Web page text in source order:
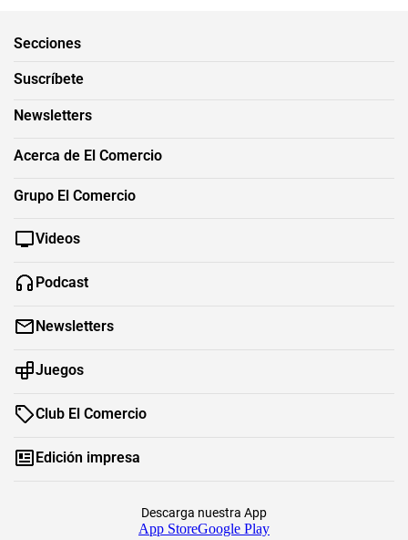
Secciones
Suscríbete
Newsletters
Acerca de El Comercio
Grupo El Comercio
Videos
Podcast
Newsletters
Juegos
Club El Comercio
Edición impresa
Descarga nuestra App
App StoreGoogle Play